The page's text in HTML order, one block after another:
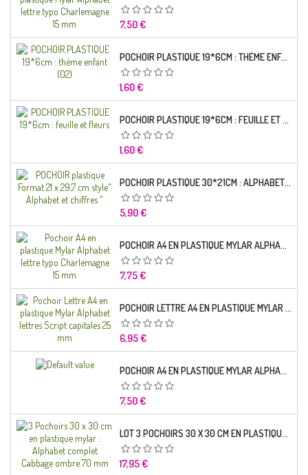
Prix
7,50 €
POCHOIR PLASTIQUE 19*6CM : THÈME ENFANT (02)
Prix
1,60 €
POCHOIR PLASTIQUE 19*6CM : FEUILLE ET FLEURS
Prix
1,60 €
POCHOIR PLASTIQUE 30*21CM : ALPHABET (02)
Prix
5,90 €
POCHOIR A4 EN PLASTIQUE MYLAR ALPHABET LETTRE TYPO RAVIE 30 MM
Prix
7,75 €
POCHOIR LETTRE A4 EN PLASTIQUE MYLAR ALPHABET LETTRES SCRIPT CAPITALES 25 MM
Prix
6,95 €
POCHOIR A4 EN PLASTIQUE MYLAR ALPHABET LETTRE TYPO SCIENCE 35 MM
Prix
7,50 €
LOT 3 POCHOIRS 30 X 30 CM EN PLASTIQUE MYLAR : ALPHABET COMPLET CABBAGE OMBRE 70 MM
Prix
17,95 €